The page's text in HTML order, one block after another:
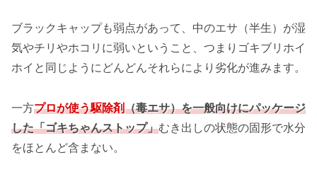
ブラックキャップも弱点があって、中のエサ（半生）が湿
気やチリやホコリに弱いということ、つまりゴキブリホイ
ホイと同じようにどんどんそれらにより劣化が進みます。
一方プロが使う駆除剤（毒エサ）を一般向けにパッケージ
した「ゴキちゃんストップ」むき出しの状態の固形で水分
をほとんど含まない。